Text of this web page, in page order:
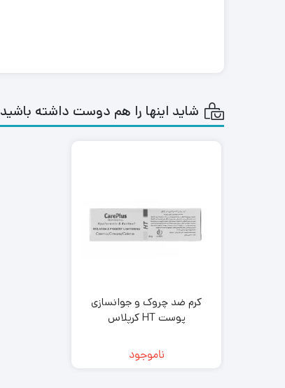
شاید اینها را هم دوست داشته باشید
کرم ضد چروک و جوانسازی
پوست HT کرپلاس
ناموجود